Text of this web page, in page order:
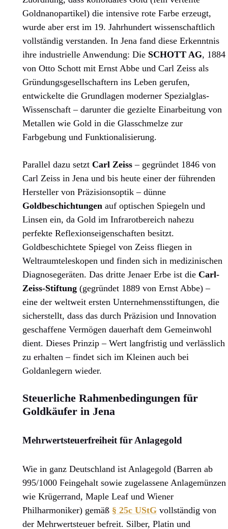
Goldnanopartikel) die intensive rote Farbe erzeugt,
wurde aber erst im 19. Jahrhundert wissenschaftlich
vollständig verstanden. In Jena fand diese Erkenntnis
ihre industrielle Anwendung: Die SCHOTT AG, 1884
von Otto Schott mit Ernst Abbe und Carl Zeiss als
Gründungsgesellschaftern ins Leben gerufen,
entwickelte die Grundlagen moderner Spezialglas-
Wissenschaft – darunter die gezielte Einarbeitung von
Metallen wie Gold in die Glasschmelze zur
Farbgebung und Funktionalisierung.
Parallel dazu setzt Carl Zeiss – gegründet 1846 von
Carl Zeiss in Jena und bis heute einer der führenden
Hersteller von Präzisionsoptik – dünne
Goldbeschichtungen auf optischen Spiegeln und
Linsen ein, da Gold im Infrarotbereich nahezu
perfekte Reflexionseigenschaften besitzt.
Goldbeschichtete Spiegel von Zeiss fliegen in
Weltraumteleskopen und finden sich in medizinischen
Diagnosegeräten. Das dritte Jenaer Erbe ist die Carl-
Zeiss-Stiftung (gegründet 1889 von Ernst Abbe) –
eine der weltweit ersten Unternehmensstiftungen, die
sicherstellt, dass das durch Präzision und Innovation
geschaffene Vermögen dauerhaft dem Gemeinwohl
dient. Dieses Prinzip – Wert langfristig und verlässlich
zu erhalten – findet sich im Kleinen auch bei
Goldanlegern wieder.
Steuerliche Rahmenbedingungen für
Goldkäufer in Jena
Mehrwertsteuerfreiheit für Anlagegold
Wie in ganz Deutschland ist Anlagegold (Barren ab
995/1000 Feingehalt sowie zugelassene Anlagemünzen
wie Krügerrand, Maple Leaf und Wiener
Philharmoniker) gemäß § 25c UStG vollständig von
der Mehrwertsteuer befreit. Silber, Platin und